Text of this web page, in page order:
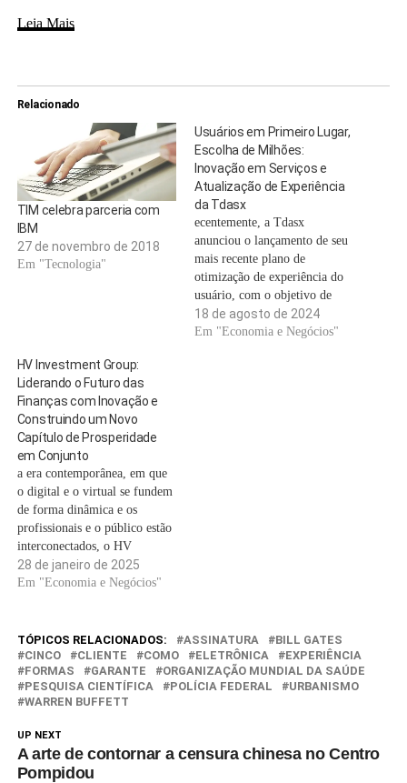
Leia Mais
Relacionado
TIM celebra parceria com
IBM
27 de novembro de 2018
Em "Tecnologia"
Usuários em Primeiro Lugar,
Escolha de Milhões:
Inovação em Serviços e
Atualização de Experiência
da Tdasx
ecentemente, a Tdasx
anunciou o lançamento de seu
mais recente plano de
otimização de experiência do
usuário, com o objetivo de
oferecer um ambiente de
operação mais conveniente e
18 de agosto de 2024
Em "Economia e Negócios"
HV Investment Group:
Liderando o Futuro das
Finanças com Inovação e
Construindo um Novo
Capítulo de Prosperidade
em Conjunto
a era contemporânea, em que
o digital e o virtual se fundem
de forma dinâmica e os
profissionais e o público estão
interconectados, o HV
Investment Group destaca-se
como um catalisador para a
geração de resultados
sustentáveis. Fundado em
2000,…
28 de janeiro de 2025
Em "Economia e Negócios"
TÓPICOS RELACIONADOS: ASSINATURA
BILL GATES
CINCO
CLIENTE COMO ELETRÔNICA
EXPERIÊNCIA
FORMAS
GARANTE
ORGANIZAÇÃO MUNDIAL DA SAÚDE
PESQUISA CIENTÍFICA
POLÍCIA FEDERAL
URBANISMO
WARREN BUFFETT
UP NEXT
A arte de contornar a censura chinesa no Centro
Pompidou